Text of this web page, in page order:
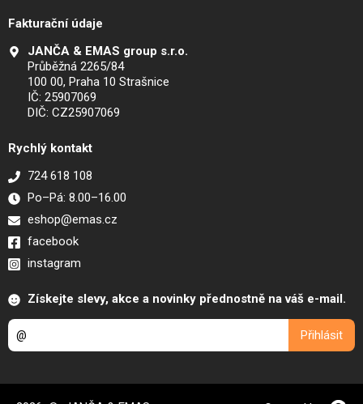
Fakturační údaje
JANČA & EMAS group s.r.o.
Průběžná 2265/84
100 00, Praha 10 Strašnice
IČ: 25907069
DIČ: CZ25907069
Rychlý kontakt
724 618 108
Po–Pá: 8.00–16.00
eshop@emas.cz
facebook
instagram
Získejte slevy, akce a novinky přednostně na váš e-mail.